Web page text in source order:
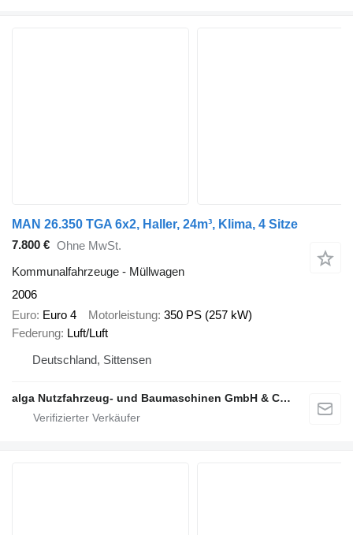
MAN 26.350 TGA 6x2, Haller, 24m³, Klima, 4 Sitze
7.800 € Ohne MwSt.
Kommunalfahrzeuge - Müllwagen
2006
Euro Euro 4 Motorleistung 350 PS (257 kW)
Federung Luft/Luft
Deutschland, Sittensen
alga Nutzfahrzeug- und Baumaschinen GmbH & Co. KG